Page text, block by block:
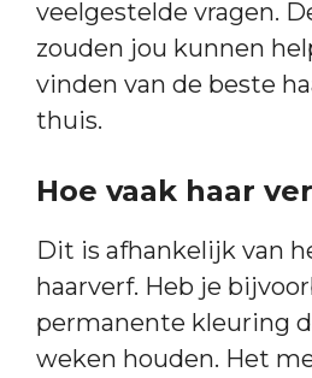
veelgestelde vragen.
zouden jou kunnen
vinden van de beste
thuis.
Hoe vaak haar
Dit is afhankelijk van
haarverf. Heb je
permanente kleuring
weken houden. Het